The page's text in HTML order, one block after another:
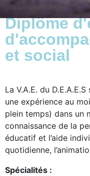
Diplôme
et social
La V.A.E. du
une expérience au
plein temps) dans un
connaissance de la
éducatif et l’aide
quotidienne,
Spécialités :